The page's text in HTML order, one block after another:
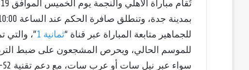
للجماهير متابعة المباراة عبر قناة “ثمانية 1
”،
للموسم الحالي، ويحرص المشجعون على ضبط
سواء عبر نيل سات أو عرب سات، مع دعم تقنية DVB-S2 للصورة والصوت.